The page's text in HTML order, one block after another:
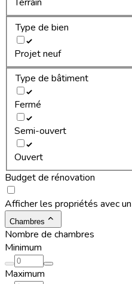
Type de bien
Projet neuf
Type de bâtiment
Fermé
Semi-ouvert
Ouvert
Budget de rénovation
Afficher les propriétés avec
Chambres
Nombre de chambres
Minimum
Maximum